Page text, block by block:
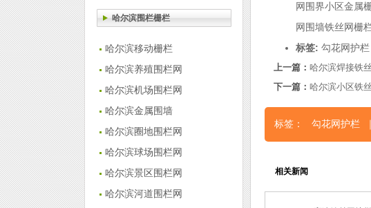
哈尔滨围栏栅栏
哈尔滨移动栅栏
哈尔滨养殖围栏网
哈尔滨机场围栏网
哈尔滨金属围墙
哈尔滨圈地围栏网
哈尔滨球场围栏网
哈尔滨景区围栏网
哈尔滨河道围栏网
网围界小区金属
网围墙铁丝网栅
标签: 勾花网护栏
上一篇： 哈尔滨焊接铁
下一篇： 哈尔滨小区铁
标签： 勾花网护栏
相关新闻